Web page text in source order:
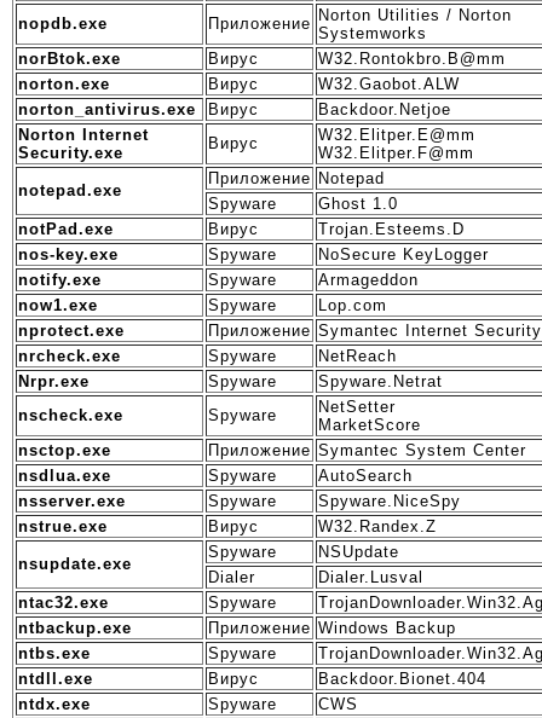
nopdb.exe
Приложение Norton Utilities / Norton
Systemworks
norBtok.exe
Вирус
W32.Rontokbro.B@mm
norton.exe
Вирус
W32.Gaobot.ALW
norton_antivirus.exe
Вирус
Backdoor.Netjoe
Norton Internet
Security.exe
Вирус
W32.Elitper.E@mm
W32.Elitper.F@mm
notepad.exe
Приложение Notepad
Spyware
Ghost 1.0
notPad.exe
Вирус
Trojan.Esteems.D
nos-key.exe
Spyware
NoSecure KeyLogger
notify.exe
Spyware
Armageddon
now1.exe
Spyware
Lop.com
nprotect.exe
Приложение Symantec Internet
nrcheck.exe
Spyware
NetReach
Nrpr.exe
Spyware
Spyware.Netrat
nscheck.exe
Spyware
NetSetter
MarketScore
nsctop.exe
Приложение Symantec System Center
nsdlua.exe
Spyware
AutoSearch
nsserver.exe
Spyware
Spyware.NiceSpy
nstrue.exe
Вирус W32.Randex.Z
nsupdate.exe
Spyware
NSUpdate
Dialer
Dialer.Lusval
ntac32.exe
Spyware
ntbackup.exe
Приложение Windows Backup
ntbs.exe
Spyware
ntdll.exe
Вирус
Backdoor.Bionet.404
ntdx.exe
Spyware
CWS